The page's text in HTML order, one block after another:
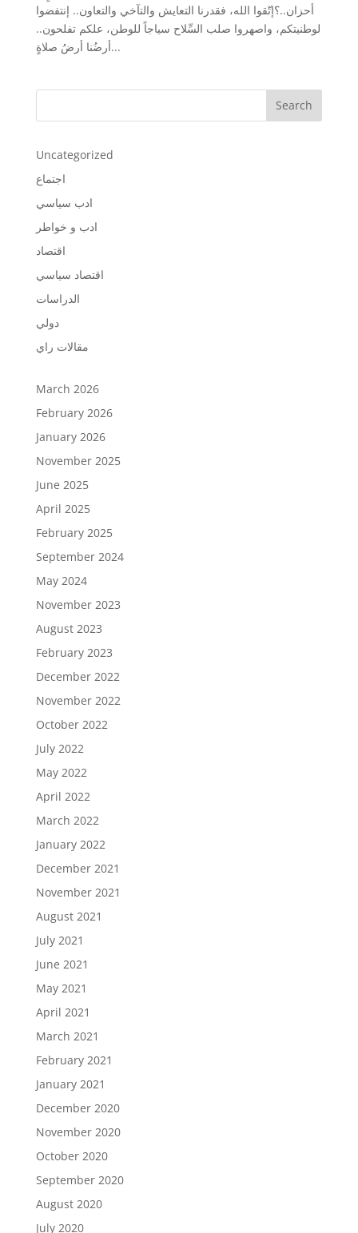
أحزان..؟إتّقوا الله، فقدرنا التعايش والتآخي والتعاون.. إنتفضوا
لوطنيتكم، واصهروا صلب السِّلاح سياجاً للوطن، علكم تفلحون..
أرضُنا أرضُ صلاةٍ...
Search
Uncategorized
اجتماع
ادب سياسي
ادب و خواطر
اقتصاد
اقتصاد سياسي
الدراسات
دولي
مقالات راي
March 2026
February 2026
January 2026
November 2025
June 2025
April 2025
February 2025
September 2024
May 2024
November 2023
August 2023
February 2023
December 2022
November 2022
October 2022
July 2022
May 2022
April 2022
March 2022
January 2022
December 2021
November 2021
August 2021
July 2021
June 2021
May 2021
April 2021
March 2021
February 2021
January 2021
December 2020
November 2020
October 2020
September 2020
August 2020
July 2020